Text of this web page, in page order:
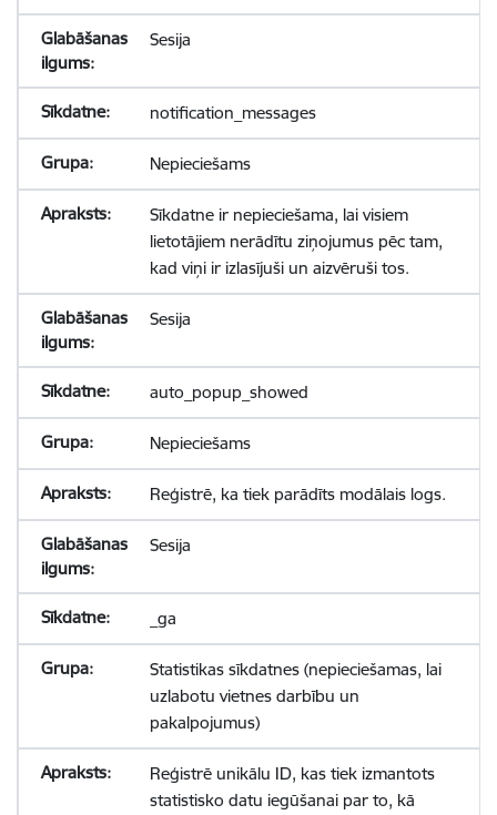
Sesija
notification_messages
Nepieciešams
Sīkdatne ir nepieciešama, lai visiem
lietotājiem nerādītu ziņojumus pēc tam,
kad viņi ir izlasījuši un aizvēruši tos.
Sesija
auto_popup_showed
Nepieciešams
Reģistrē, ka tiek parādīts modālais logs.
Sesija
_ga
Statistikas sīkdatnes (nepieciešamas, lai
uzlabotu vietnes darbību un
pakalpojumus)
Reģistrē unikālu ID, kas tiek izmantots
statistisko datu iegūšanai par to, kā